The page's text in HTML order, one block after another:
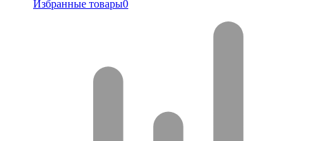
Избранные товары0